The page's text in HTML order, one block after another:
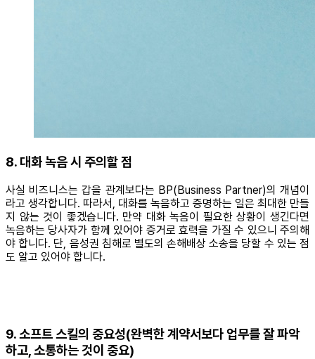
8. 대화 녹음 시 주의할 점
사실 비즈니스는 갑을 관계보다는 BP(Business Partner)의 개념이
라고 생각합니다. 따라서, 대화를 녹음하고 증명하는 일은 최대한 만들
지 않는 것이 좋겠습니다. 만약 대화 녹음이 필요한 상황이 생긴다면
녹음하는 당사자가 함께 있어야 증거로 효력을 가질 수 있으니 주의해
야 합니다. 단, 음성권 침해로 별도의 손해배상 소송을 당할 수 있는 점
도 알고 있어야 합니다.
9. 소프트 스킬의 중요성(완벽한 계약서보다 업무를 잘 파악
하고, 소통하는 것이 중요)